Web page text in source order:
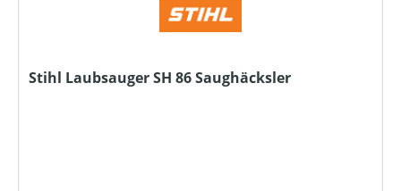
Stihl Laubsauger SH 86 Saughäcksler